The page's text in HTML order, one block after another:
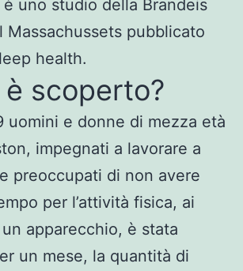
uno studio della Brandeis
Massachussets pubblicato
health.
è scoperto?
uomini e donne di mezza età
impegnati a lavorare a
preoccupati di non avere
per l’attività fisica, ai
apparecchio, è stata
un mese, la quantità di